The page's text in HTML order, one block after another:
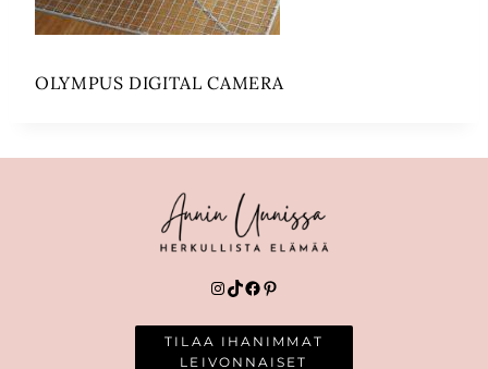
OLYMPUS DIGITAL CAMERA
Instagram
TikTok
Facebook
Pinterest
TILAA IHANIMMAT
LEIVONNAISET